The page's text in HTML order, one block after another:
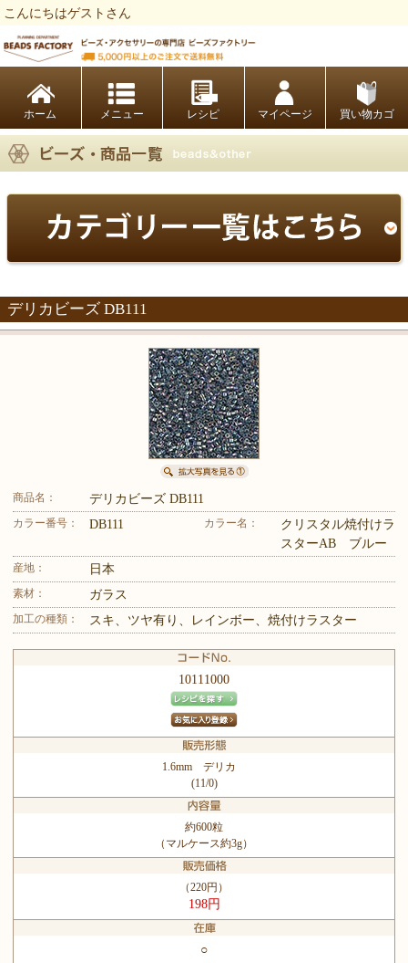
こんにちはゲストさん
ホーム レシピ マイページ 買い物カゴ
デリカビーズ DB111
商品名： デリカビーズ DB111
カラー番号： DB111 カラー名：
クリスタル焼付けラ
スターAB ブルー
産地： 日本
素材： ガラス
加工の種類： スキ、ツヤ有り、レインボー、焼付けラスター
10111000
1.6mm デリカ
(11/0)
約600粒
（マルケース約3g）
（220円）
198円
○